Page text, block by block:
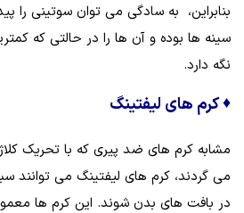
بنابراین، به سادگی می توان سوتینی را
سینه‌ ها بوده و آن‌ ها را در حالتی که
نگه دارد.
♦کرم های لیفتینگ
مشابه کرم‌ های ضد پیری که با تحریک
می‌ گردند، کرم های لیفتینگ می‌
در بافت‌ های بدن شوند. این کرم‌ ها